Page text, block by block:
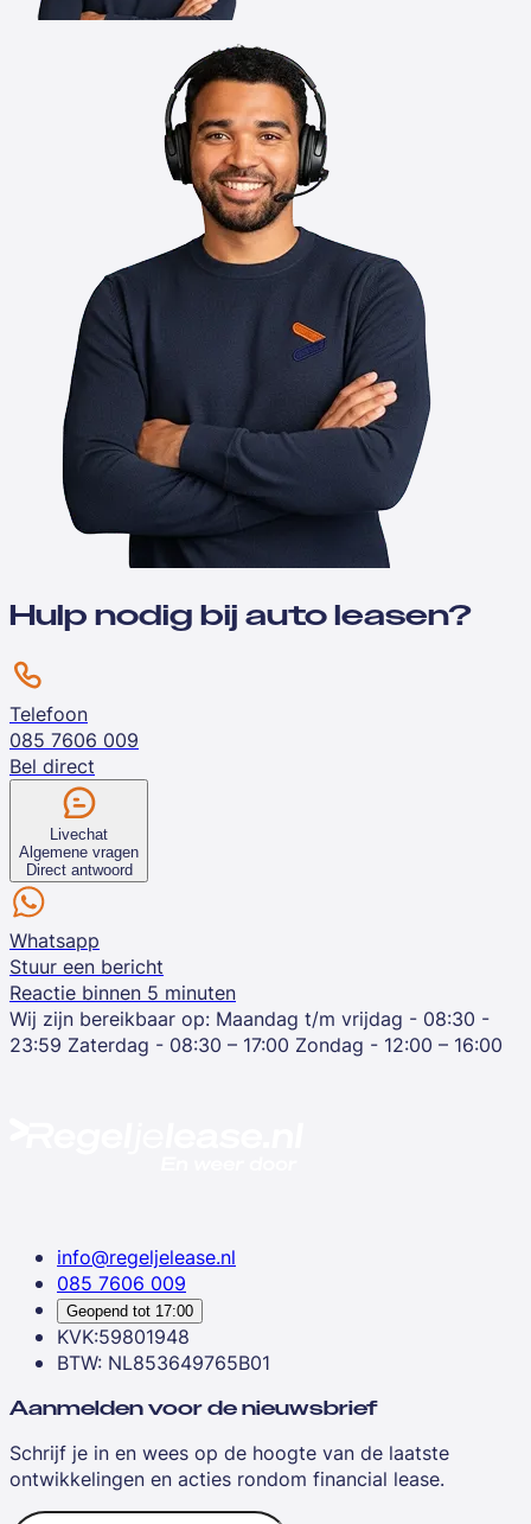
Hulp nodig bij auto leasen?
Telefoon
085 7606 009
Bel direct
Livechat
Algemene vragen
Direct antwoord
Whatsapp
Stuur een bericht
Reactie binnen 5 minuten
Wij zijn bereikbaar op: Maandag t/m vrijdag - 08:30 -
23:59 Zaterdag - 08:30 – 17:00 Zondag - 12:00 – 16:00
info@regeljelease.nl
085 7606 009
Geopend tot 17:00
KVK:59801948
BTW: NL853649765B01
Aanmelden voor de nieuwsbrief
Schrijf je in en wees op de hoogte van de laatste
ontwikkelingen en acties rondom financial lease.